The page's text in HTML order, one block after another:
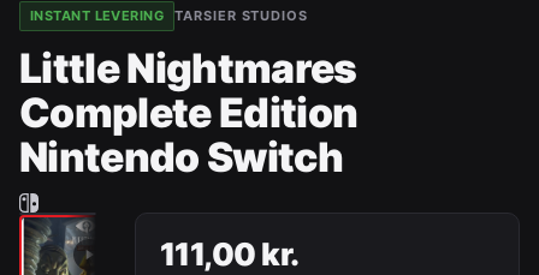
INSTANT LEVERING TARSIER STUDIOS
Little Nightmares
Complete Edition
Nintendo Switch
111,00 kr.